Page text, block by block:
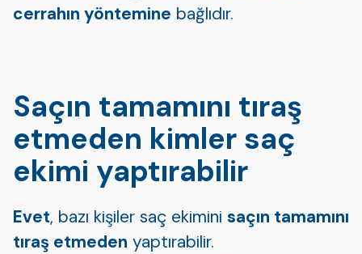
cerrahın yöntemine bağlıdır.
Saçın tamamını tıraş
etmeden kimler saç
ekimi yaptırabilir
Evet, bazı kişiler saç ekimini saçın tamamını
tıraş etmeden yaptırabilir.